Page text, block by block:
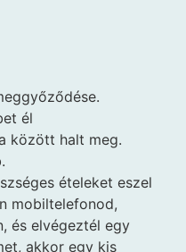
él
között halt meg.
ételeket eszel
mobiltelefonod,
és elvégeztél egy
akkor egy kis